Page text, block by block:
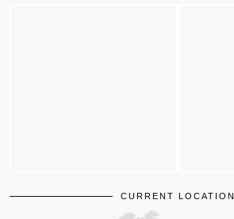
CURRENT LOCATION